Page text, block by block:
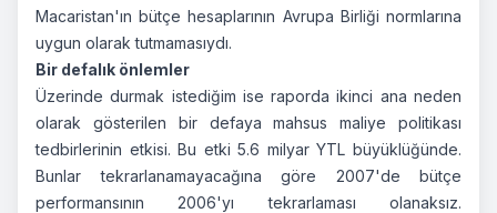
Macaristan'ın bütçe hesaplarının Avrupa Birliği normlarına
uygun olarak tutmamasıydı.
Bir defalık önlemler
Üzerinde durmak istediğim ise raporda ikinci ana neden
olarak gösterilen bir defaya mahsus maliye politikası
tedbirlerinin etkisi. Bu etki 5.6 milyar YTL büyüklüğünde.
Bunlar tekrarlanamayacağına göre 2007'de bütçe
performansının 2006'yı tekrarlaması olanaksız.